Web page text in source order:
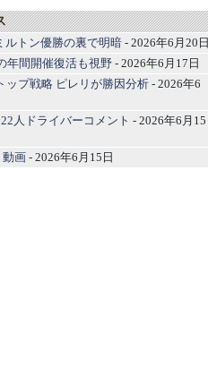
ルトン優勝の裏で明暗 - 2026年6月20日
年間開催復活も視野 - 2026年6月17日
ップ戦略 ピレリが勝因分析 - 2026年6
人ドライバーコメント - 2026年6月15
動画- 2026年6月15日